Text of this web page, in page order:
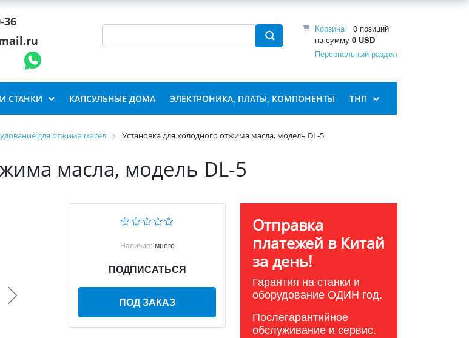
Корзина
0 позиций
на сумму 0 USD
Персональный раздел
36
СТАНКИ КАПСУЛЬНЫЕ ДОМА ЭЛЕКТРОНИКА, ПЛАТЫ, КОМПОНЕНТЫ ТНП
для отжима масел Установка для холодного отжима масла, модель DL-5
масла, модель DL-5
Наличие: много
ПОДПИСАТЬСЯ
ПОД ЗАКАЗ
Отправка
платежей в Китай
за день!
Гарантия на станки и
оборудование ОДИН год.
Послегарантийное
обслуживание и сервис.